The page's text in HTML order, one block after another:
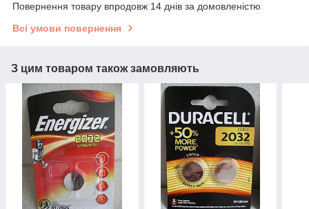
Повернення товару впродовж 14 днів за домовленістю
Всі умови повернення
З цим товаром також замовляють